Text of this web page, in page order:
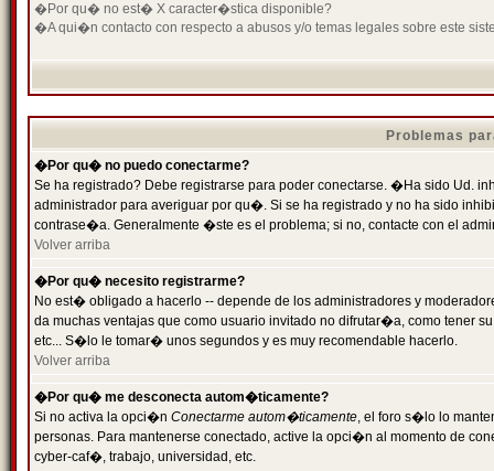
�Por qu� no est� X caracter�stica disponible?
�A qui�n contacto con respecto a abusos y/o temas legales sobre este
Problemas
�Por qu� no puedo conectarme?
Se ha registrado? Debe registrarse para poder conectarse. �Ha sido Ud.
administrador para averiguar por qu�. Si se ha registrado y no ha sido
contrase�a. Generalmente �ste es el problema; si no, contacte con el
Volver arriba
�Por qu� necesito registrarme?
No est� obligado a hacerlo -- depende de los administradores y
da muchas ventajas que como usuario invitado no difrutar�a, como tener
etc... S�lo le tomar� unos segundos y es muy recomendable hacerlo.
Volver arriba
�Por qu� me desconecta autom�ticamente?
Si no activa la opci�n Conectarme autom�ticamente, el foro s�lo lo
personas. Para mantenerse conectado, active la opci�n al momento de
cyber-caf�, trabajo, universidad, etc.